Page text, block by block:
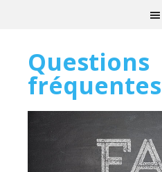
Questions
fréquentes